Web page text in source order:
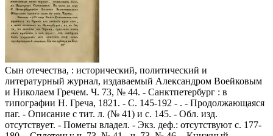
Сын отечества, : исторический, политический и
литературный журнал, издаваемый Александром Воейковым
и Николаем Гречем. Ч. 73, № 44. - Санктпетербург : в
типографии Н. Греча, 1821. - С. 145-192 - . - Продолжающаяся
паг. - Описание с тит. л. (№ 41) и с. 145. - Обл. изд.
отсутствует. - Пометы владел. - Экз. деф.: отсутствуют с. 177-